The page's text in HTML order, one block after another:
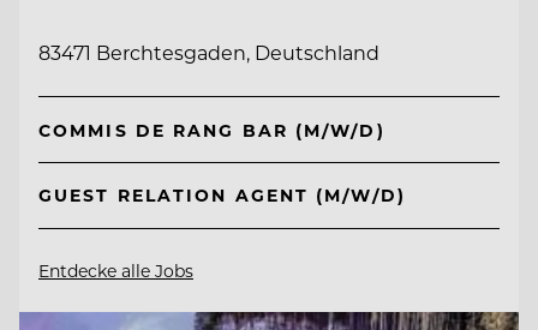
83471 Berchtesgaden, Deutschland
COMMIS DE RANG BAR (M/W/D)
GUEST RELATION AGENT (M/W/D)
Entdecke alle Jobs